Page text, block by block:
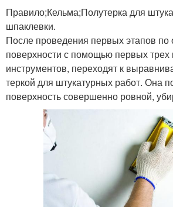
Правило;Кельма;Полутерка для
шпаклевки.
После проведения первых этапов по
поверхности с помощью первых
инструментов, переходят к
теркой для штукатурных работ. Она
поверхность совершенно ровной,